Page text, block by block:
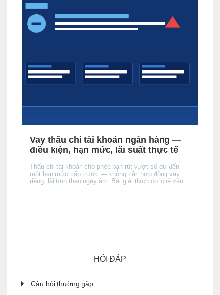
Vay thấu chi tài khoản ngân hàng —
điều kiện, hạn mức, lãi suất thực tế
Thấu chi tài khoản cho phép bạn rút vượt số dư đến
một hạn mức cấp trước — không cần hợp đồng vay
riêng, lãi tính theo ngày âm. Bài giải thích cơ chế vận
HỎI ĐÁP
Câu hỏi thường gặp